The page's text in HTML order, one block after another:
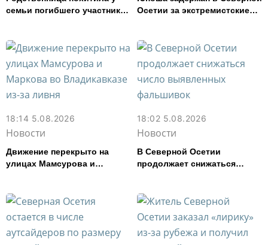
семьи погибшего участника
Осетии за экстремистские
18:14 5.08.2026
Новости
Движение перекрыто на
улицах Мамсурова и
18:02 5.08.2026
Новости
В Северной Осетии
продолжает снижаться